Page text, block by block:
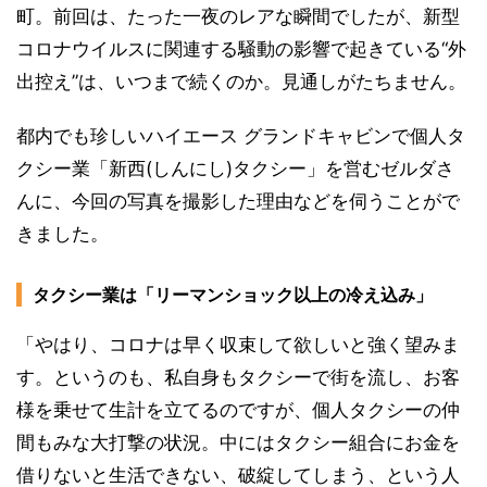
町。前回は、たった一夜のレアな瞬間でしたが、新型
コロナウイルスに関連する騒動の影響で起きている“外
出控え”は、いつまで続くのか。見通しがたちません。
都内でも珍しいハイエース グランドキャビンで個人タ
クシー業「新西(しんにし)タクシー」を営むゼルダさ
んに、今回の写真を撮影した理由などを伺うことがで
きました。
タクシー業は「リーマンショック以上の冷え込み」
「やはり、コロナは早く収束して欲しいと強く望みま
す。というのも、私自身もタクシーで街を流し、お客
様を乗せて生計を立てるのですが、個人タクシーの仲
間もみな大打撃の状況。中にはタクシー組合にお金を
借りないと生活できない、破綻してしまう、という人